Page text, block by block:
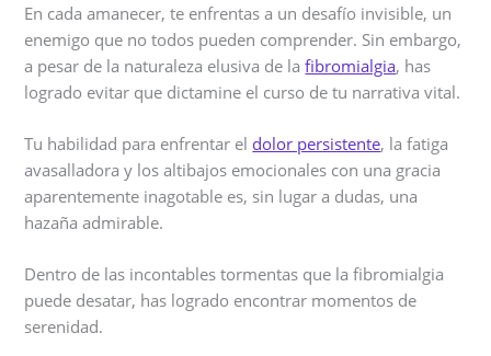
En cada amanecer, te enfrentas a un desafío invisible, un
enemigo que no todos pueden comprender. Sin embargo,
a pesar de la naturaleza elusiva de lafibromialgia, has
logrado evitar que dictamine el curso de tu narrativa vital.
Tu habilidad para enfrentar el dolor persistente, la fatiga
avasalladora y los altibajos emocionales con una gracia
aparentemente inagotable es, sin lugar a dudas, una
hazaña admirable.
Dentro de las incontables tormentas que la fibromialgia
puede desatar, has logrado encontrar momentos de
serenidad.